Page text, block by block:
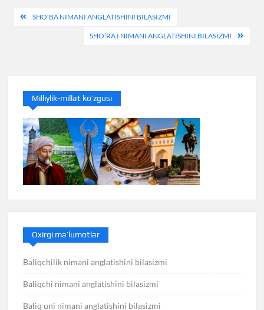
PostSHO’BA NIMANI ANGLATISHINI BILASIZMI
SHO’RA I NIMANI ANGLATISHINI BILASIZMI
Milliylik-millat ko’zgusi
Oxirgi ma’lumotlar
Baliqchilik nimani anglatishini bilasizmi
Baliqchi nimani anglatishini bilasizmi
Baliq uni nimani anglatishini bilasizmi